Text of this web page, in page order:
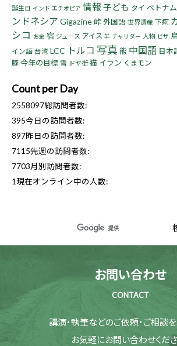
誕生日 インド エチオピア 情報 子ども タイ ベトナム
ンドネシア Gigazine峠 外国語 世界遺産 下痢
シコ お金 宿 ジュース アイス 羊 チャリダー 人物 ビザ
イン語 台湾 LCC トルコ 写真 熊 中国語 日本
豚 今年の目標 雪 ドヤ街 猫 イラン くまモン
Count per Day
2558097総訪問者数:
395今日の訪問者数:
897昨日の訪問者数:
7115先週の訪問者数:
7703月別訪問者数:
1 現在オンライン中の人数:
お問い合わせ
CONTACT
講演・執筆などのご依頼・ご相談を
お気軽にお問い合わせくださ